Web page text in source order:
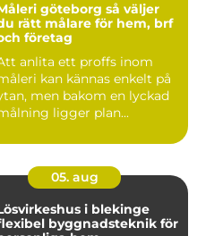
göteborg så väljer
rätt målare för hem, brf
företag
anlita ett proffs inom
kan kännas enkelt på
men bakom en lyckad
ligger plan...
05. aug
i blekinge
byggnadsteknik för